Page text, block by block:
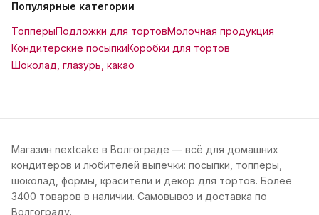
Популярные категории
ТопперыПодложки для тортовМолочная продукция
Кондитерские посыпкиКоробки для тортов
Шоколад, глазурь, какао
Магазин nextcake в Волгограде — всё для домашних
кондитеров и любителей выпечки: посыпки, топперы,
шоколад, формы, красители и декор для тортов. Более
3400 товаров в наличии. Самовывоз и доставка по
Волгограду.